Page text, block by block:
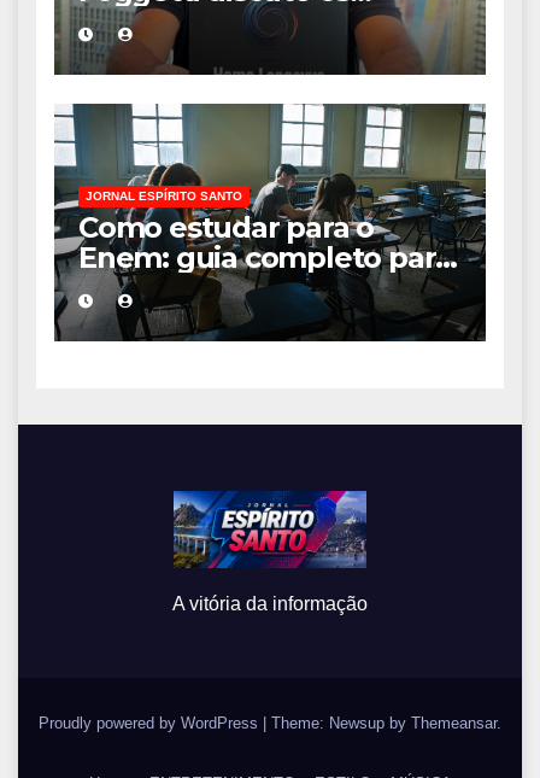
desafios de uma
sociedade onde viver até
aos 120 anos poderá ser
realidade
JORNAL ESPÍRITO SANTO
Como estudar para o
Enem: guia completo para
conquistar a vaga na
universidade
A vitória da informação
Proudly powered by WordPress | Theme: Newsup by Themeansar.